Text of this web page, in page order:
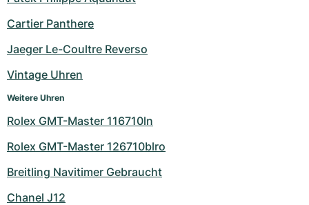
Milgauss
Oyster Perpetual
Yacht-Master
Yacht-Master II
Sea-Dweller
Sky-Dweller
Damenuhren
Ronde
Rotonde
Crash
Pasha
Tortue
Baignoire
Professional
Bentley
Transocean
Cockpit
Chronospace
Super Avenger
Formula 1
Grand Carrera
Gebraucht
Damenuhren
Portofino
Portugieser
Da Vinci
Aquatimer
Spitfire
Spirit of Big Bang
King Power
Gebraucht
Cartier Panthere
Jaeger Le-Coultre Reverso
Vintage Uhren
Weitere Uhren
Rolex GMT-Master 116710ln
Rolex GMT-Master 126710blro
Breitling Navitimer Gebraucht
Chanel J12